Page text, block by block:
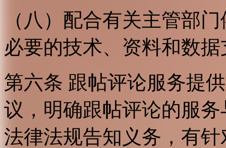
（八）配合有关主管部
必要的技术、资料和数
第六条 跟帖评论服务提
议，明确跟帖评论的服
法律法规告知义务，有